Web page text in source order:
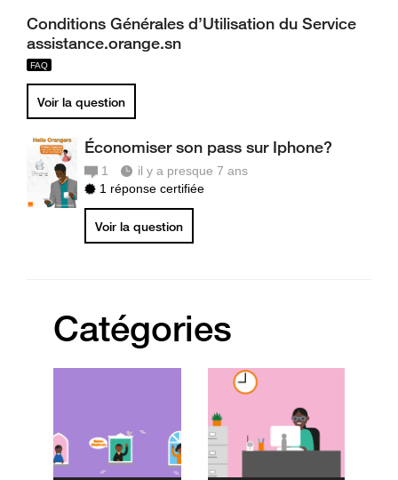
Conditions Générales d’Utilisation du Service
assistance.orange.sn
Voir la question
Économiser son pass sur Iphone?
1
il y a presque 7 ans
1 réponse certifiée
Voir la question
Catégories